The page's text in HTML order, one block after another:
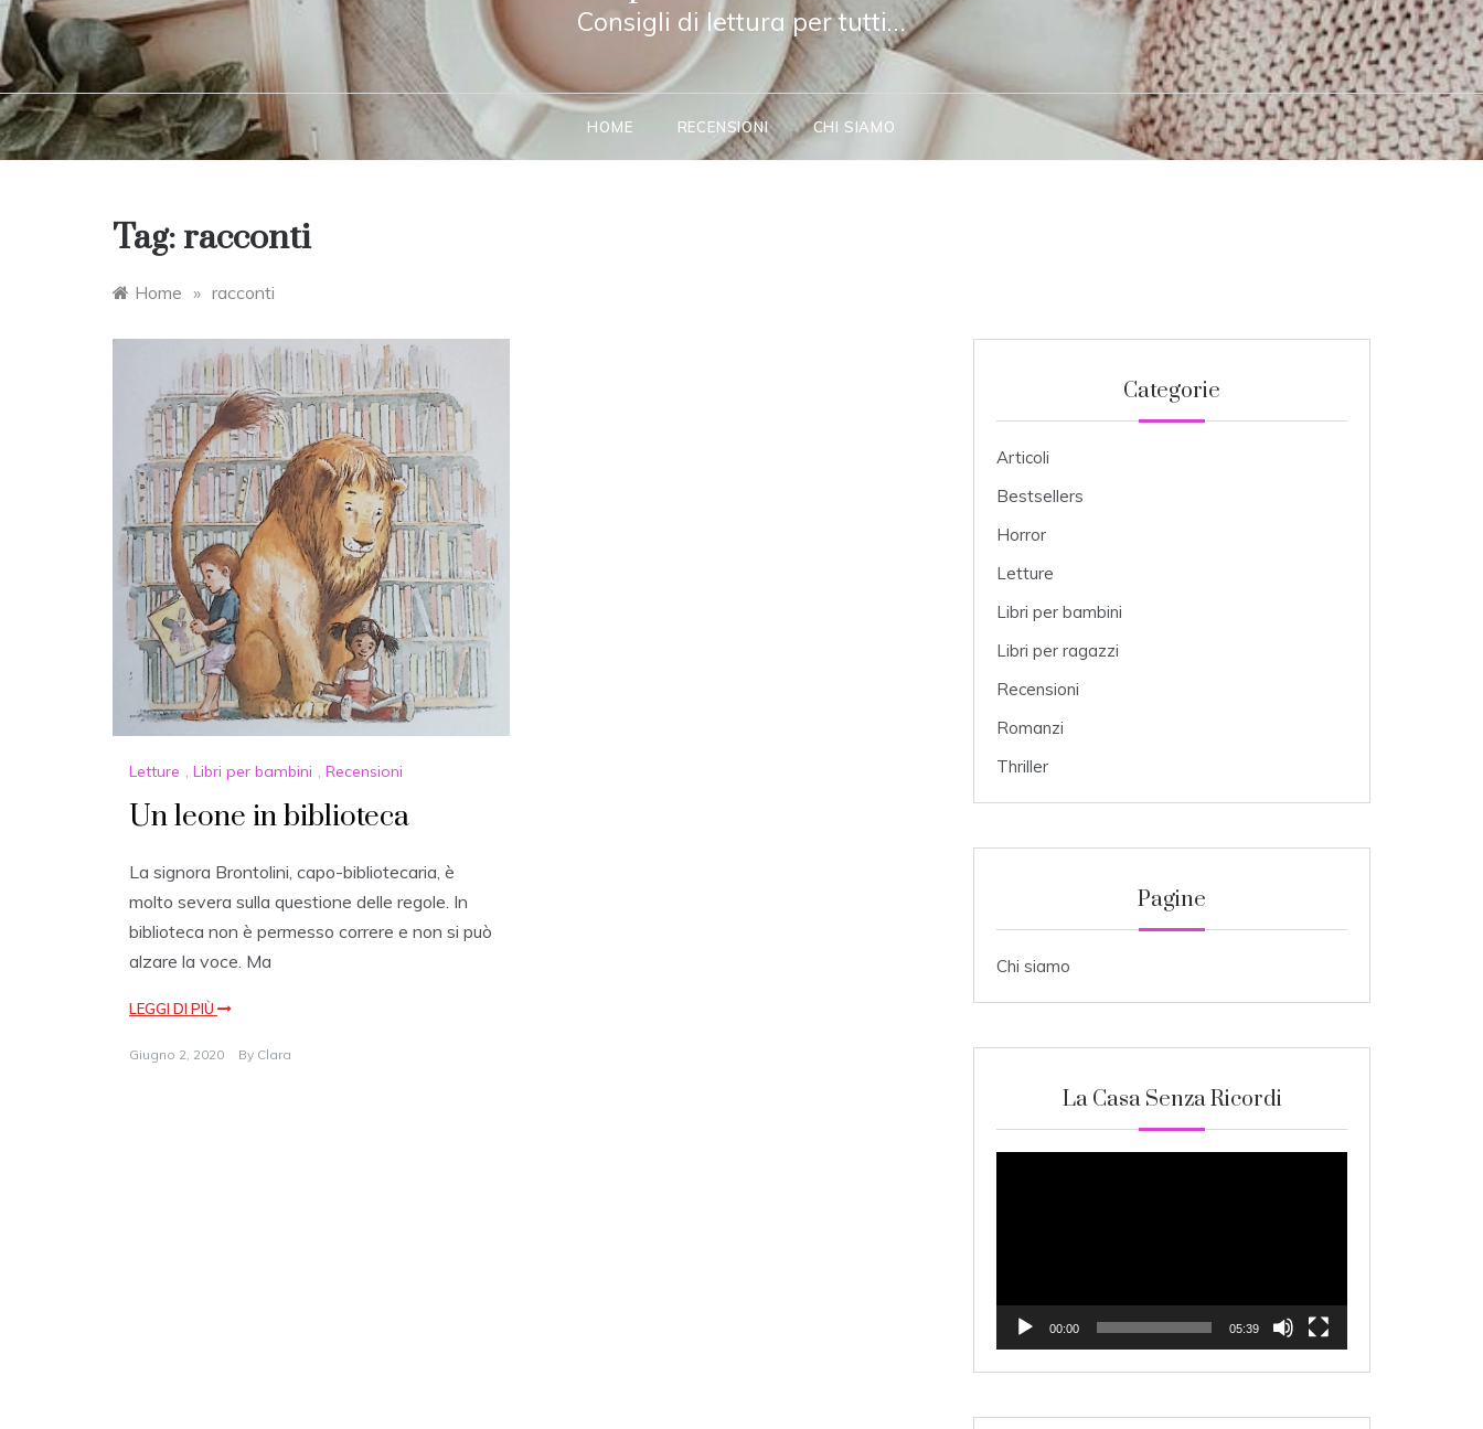
Consigli di lettura per tutti…
HOME RECENSIONI CHI SIAMO
Tag: racconti
Home » racconti
Letture , Libri per bambini , Recensioni
Un leone in biblioteca
La signora Brontolini, capo-bibliotecaria, è
molto severa sulla questione delle regole. In
biblioteca non è permesso correre e non si può
alzare la voce. Ma
LEGGI DI PIÙ
Giugno 2, 2020 By Clara
Categorie
Articoli
Bestsellers
Horror
Letture
Libri per bambini
Libri per ragazzi
Recensioni
Romanzi
Thriller
Pagine
Chi siamo
La Casa Senza Ricordi
00:00 05:39